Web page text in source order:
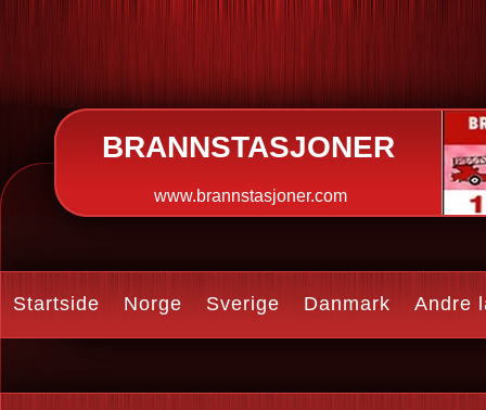
BRANNSTASJONER
www.brannstasjoner.com
Startside Norge Sverige Danmark Andre